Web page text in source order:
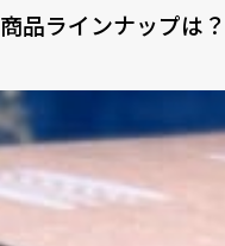
商品ラインナップは？